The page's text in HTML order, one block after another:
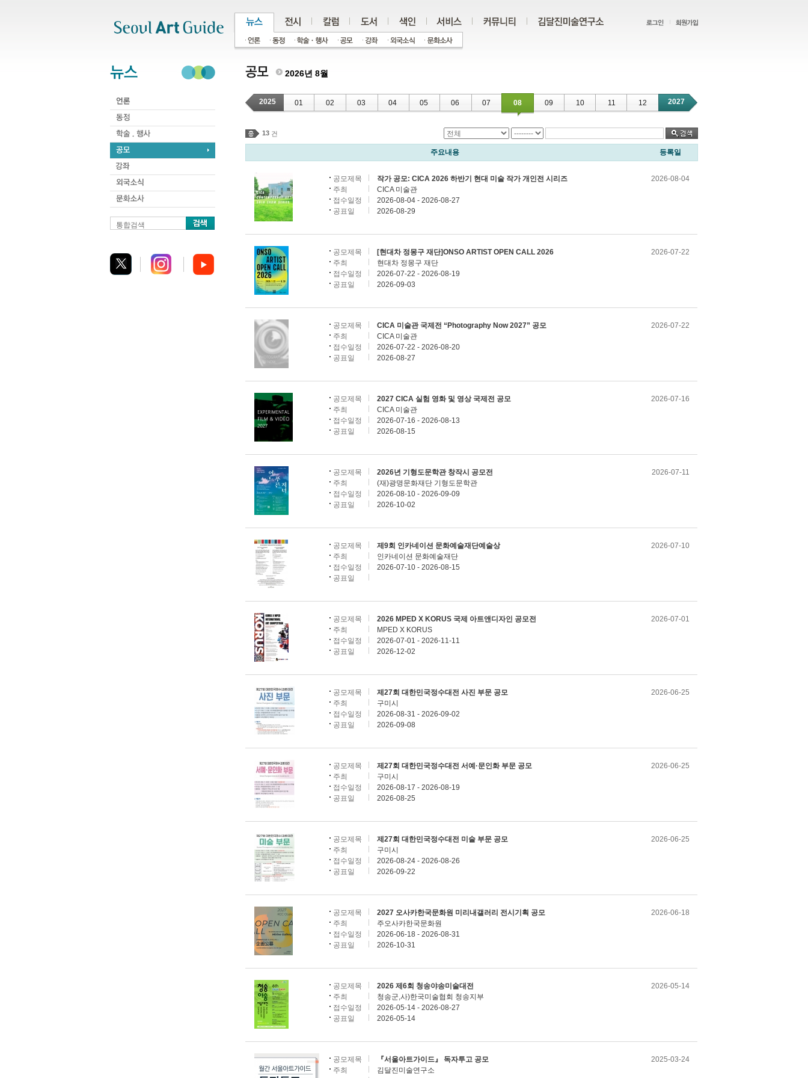
통합검색
2026년 8월
2025 01 02 03 04 05 06 07 08 09 10 11 12 2027
13 건
주요내용 등록일
공모제목
작가 공모: CICA 2026 하반기 현대 미술 작가 개인전 시리즈
주최
CICA 미술관
접수일정
2026-08-04 - 2026-08-27
공표일
2026-08-29
2026-08-04
공모제목
[현대차 정몽구 재단]ONSO ARTIST OPEN CALL 2026
주최
현대차 정몽구 재단
접수일정
2026-07-22 - 2026-08-19
공표일
2026-09-03
2026-07-22
공모제목
CICA 미술관 국제전 “Photography Now 2027” 공모
주최
CICA 미술관
접수일정
2026-07-22 - 2026-08-20
공표일
2026-08-27
2026-07-22
공모제목
2027 CICA 실험 영화 및 영상 국제전 공모
주최
CICA 미술관
접수일정
2026-07-16 - 2026-08-13
공표일
2026-08-15
2026-07-16
공모제목
2026년 기형도문학관 창작시 공모전
주최
(재)광명문화재단 기형도문학관
접수일정
2026-08-10 - 2026-09-09
공표일
2026-10-02
2026-07-11
공모제목
제9회 인카네이션 문화예술재단예술상
주최
인카네이션 문화예술재단
접수일정
2026-07-10 - 2026-08-15
공표일
2026-07-10
공모제목
2026 MPED X KORUS 국제 아트앤디자인 공모전
주최
MPED X KORUS
접수일정
2026-07-01 - 2026-11-11
공표일
2026-12-02
2026-07-01
공모제목
제27회 대한민국정수대전 사진 부문 공모
주최
구미시
접수일정
2026-08-31 - 2026-09-02
공표일
2026-09-08
2026-06-25
공모제목
제27회 대한민국정수대전 서예·문인화 부문 공모
주최
구미시
접수일정
2026-08-17 - 2026-08-19
공표일
2026-08-25
2026-06-25
공모제목
제27회 대한민국정수대전 미술 부문 공모
주최
구미시
접수일정
2026-08-24 - 2026-08-26
공표일
2026-09-22
2026-06-25
공모제목
2027 오사카한국문화원 미리내갤러리 전시기획 공모
주최
주오사카한국문화원
접수일정
2026-06-18 - 2026-08-31
공표일
2026-10-31
2026-06-18
공모제목
2026 제6회 청송야송미술대전
주최
청송군,사)한국미술협회 청송지부
접수일정
2026-05-14 - 2026-08-27
공표일
2026-05-14
2026-05-14
공모제목
『서울아트가이드』 독자투고 공모
주최
김달진미술연구소
2025-03-24